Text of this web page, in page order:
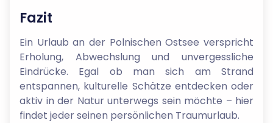
Fazit
Ein Urlaub an der Polnischen Ostsee verspricht
Erholung, Abwechslung und unvergessliche
Eindrücke. Egal ob man sich am Strand
entspannen, kulturelle Schätze entdecken oder
aktiv in der Natur unterwegs sein möchte – hier
findet jeder seinen persönlichen Traumurlaub.